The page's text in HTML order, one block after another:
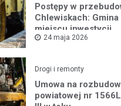
Postępy w
Chlewiskach:
miejscu inwestycji
24 maja 2026
Drogi i remonty
Umowa na
powiatowej nr